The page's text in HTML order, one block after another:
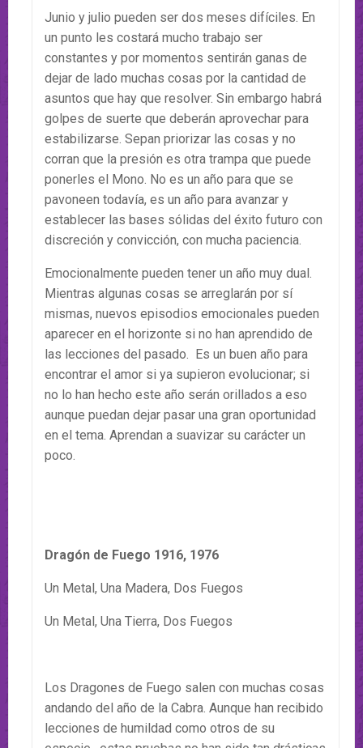
Junio y julio pueden ser dos meses difíciles. En
un punto les costará mucho trabajo ser
constantes y por momentos sentirán ganas de
dejar de lado muchas cosas por la cantidad de
asuntos que hay que resolver. Sin embargo habrá
golpes de suerte que deberán aprovechar para
estabilizarse. Sepan priorizar las cosas y no
corran que la presión es otra trampa que puede
ponerles el Mono. No es un año para que se
pavoneen todavía, es un año para avanzar y
establecer las bases sólidas del éxito futuro con
discreción y convicción, con mucha paciencia.
Emocionalmente pueden tener un año muy dual.
Mientras algunas cosas se arreglarán por sí
mismas, nuevos episodios emocionales pueden
aparecer en el horizonte si no han aprendido de
las lecciones del pasado. Es un buen año para
encontrar el amor si ya supieron evolucionar; si
no lo han hecho este año serán orillados a eso
aunque puedan dejar pasar una gran oportunidad
en el tema. Aprendan a suavizar su carácter un
poco.
Dragón de Fuego 1916, 1976
Un Metal, Una Madera, Dos Fuegos
Un Metal, Una Tierra, Dos Fuegos
Los Dragones de Fuego salen con muchas cosas
andando del año de la Cabra. Aunque han recibido
lecciones de humildad como otros de su